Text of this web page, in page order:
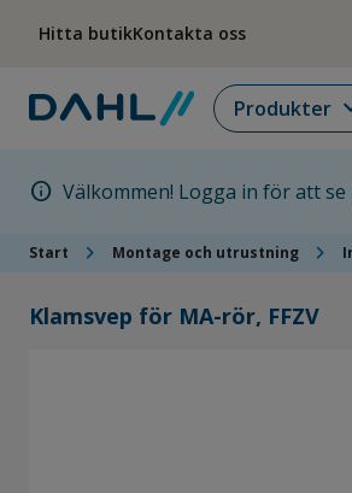
Hitta butikKontakta oss
Produkter
info Välkommen! Logga in för att
Start chevron_right Montage och utrustning chevron_right
Klamsvep för MA-rör, FFZV